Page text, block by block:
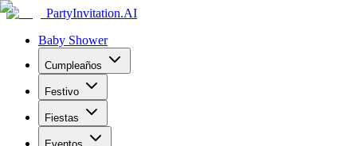
PartyInvitation.AI
Baby Shower
Cumpleaños
Festivo
Fiestas